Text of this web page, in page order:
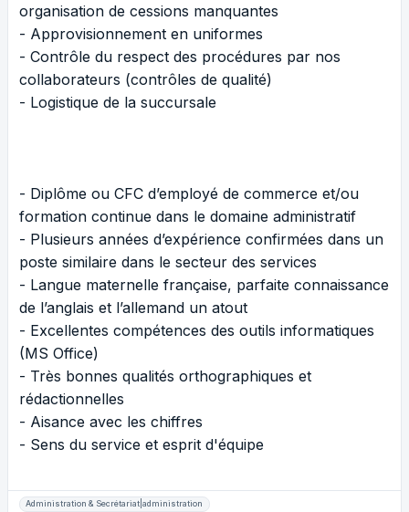
organisation de cessions manquantes
- Approvisionnement en uniformes
- Contrôle du respect des procédures par nos
collaborateurs (contrôles de qualité)
- Logistique de la succursale
- Diplôme ou CFC d’employé de commerce et/ou
formation continue dans le domaine administratif
- Plusieurs années d’expérience confirmées dans un
poste similaire dans le secteur des services
- Langue maternelle française, parfaite connaissance
de l’anglais et l’allemand un atout
- Excellentes compétences des outils informatiques
(MS Office)
- Très bonnes qualités orthographiques et
rédactionnelles
- Aisance avec les chiffres
- Sens du service et esprit d'équipe
Administration & Secrétariat|administration